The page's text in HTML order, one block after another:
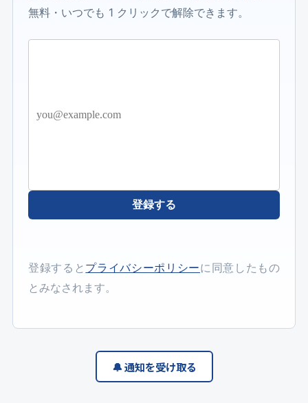
無料・いつでも 1 クリックで解除できます。
登録する
登録すると プライバシーポリシーに同意したもの
とみなされます。
🔔 通知を受け取る